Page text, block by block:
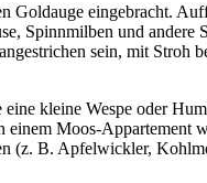
Goldauge eingebracht.
Spinnmilben und andere
sein, mit Stroh
kleine Wespe oder
Moos-Appartement
(z. B. Apfelwickler,